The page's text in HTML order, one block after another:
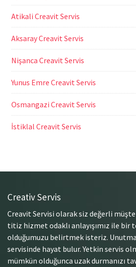
Atikali Creavit Servis
Aksaray Creavit Servis
Nişanca Creavit Servis
Yunus Emre Creavit Servis
Osmangazi Creavit Servis
İstiklal Creavit Servis
Creativ Servis
Creavit Servisi olarak siz değerli
titiz hizmet odaklı anlayışımız ile bir
olduğumuzu belirtmek isteriz.
servisinde hayat bulur. Yetkin servis
mümkün olduğunca uzak durmanızı